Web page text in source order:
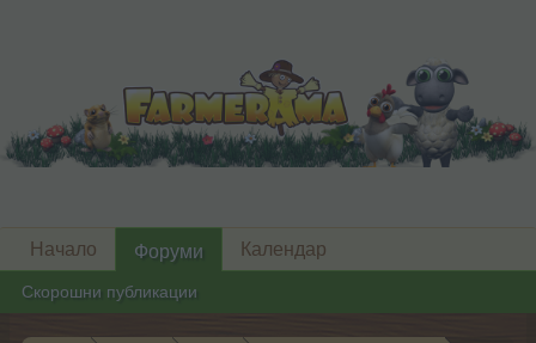
Начало Форуми
Скорошни публикации
Календар